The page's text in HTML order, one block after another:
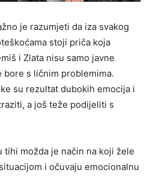
je razumjeti da iza svakog
stoji priča koja
i Zlata nisu samo javne
s ličnim problemima.
su rezultat dubokih emocija i
a još teže podijeliti s
tihi možda je način na koji žele
i očuvaju emocionalnu